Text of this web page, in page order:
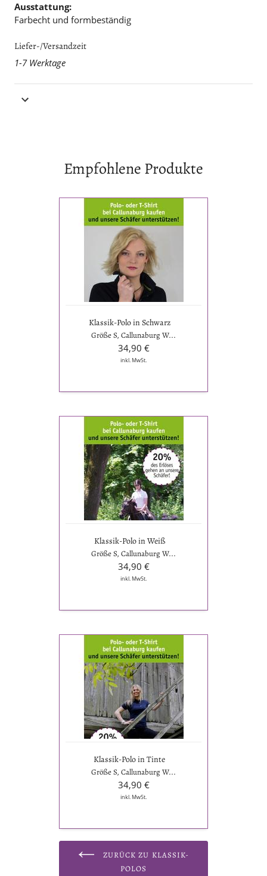
Ausstattung:
Farbecht und formbeständig
Liefer-/Versandzeit
1-7 Werktage
Empfohlene Produkte
Polo
Klassik-Polo in Schwarz
Größe S, Callunaburg W...
34,90 €
inkl. MwSt.
Weiß
Klassik-Polo in Weiß
Größe S, Callunaburg W...
34,90 €
inkl. MwSt.
Tinte
Klassik-Polo in Tinte
Größe S, Callunaburg W...
34,90 €
inkl. MwSt.
ZURÜCK ZU KLASSIK-
POLOS